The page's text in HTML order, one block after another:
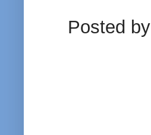
Posted by